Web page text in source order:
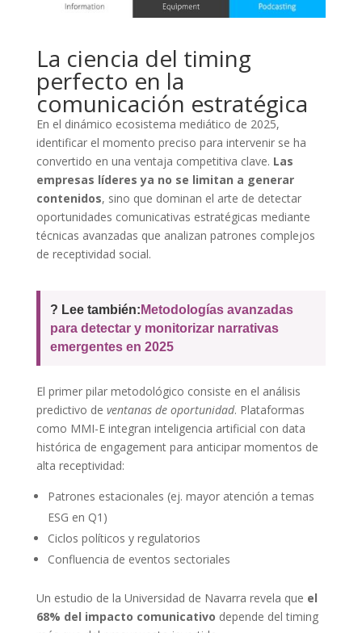
La ciencia del timing
perfecto en la
comunicación estratégica
En el dinámico ecosistema mediático de 2025,
identificar el momento preciso para intervenir se ha
convertido en una ventaja competitiva clave. Las
empresas líderes ya no se limitan a generar
contenidos, sino que dominan el arte de detectar
oportunidades comunicativas estratégicas mediante
técnicas avanzadas que analizan patrones complejos
de receptividad social.
? Lee también: Metodologías avanzadas
para detectar y monitorizar narrativas
emergentes en 2025
El primer pilar metodológico consiste en el análisis
predictivo de ventanas de oportunidad. Plataformas
como MMI-E integran inteligencia artificial con data
histórica de engagement para anticipar momentos de
alta receptividad:
Patrones estacionales (ej. mayor atención a temas
ESG en Q1)
Ciclos políticos y regulatorios
Confluencia de eventos sectoriales
Un estudio de la Universidad de Navarra revela que el
68% del impacto comunicativo depende del timing